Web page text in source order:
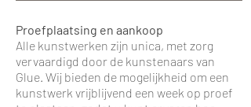
Proefplaatsing en aankoop
Alle kunstwerken zijn unica, met zorg
vervaardigd door de kunstenaars van
Glue. Wij bieden de mogelijkheid om een
kunstwerk vrijblijvend een week op proef